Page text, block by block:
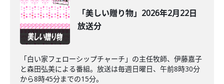
「美しい贈り物」2026年2月22日
放送分
「白い家フェローシップチャーチ」の主任牧師、伊藤嘉子
と森田弘美による番組。放送は毎週日曜日、午前8時30分
から8時45分までの15分。